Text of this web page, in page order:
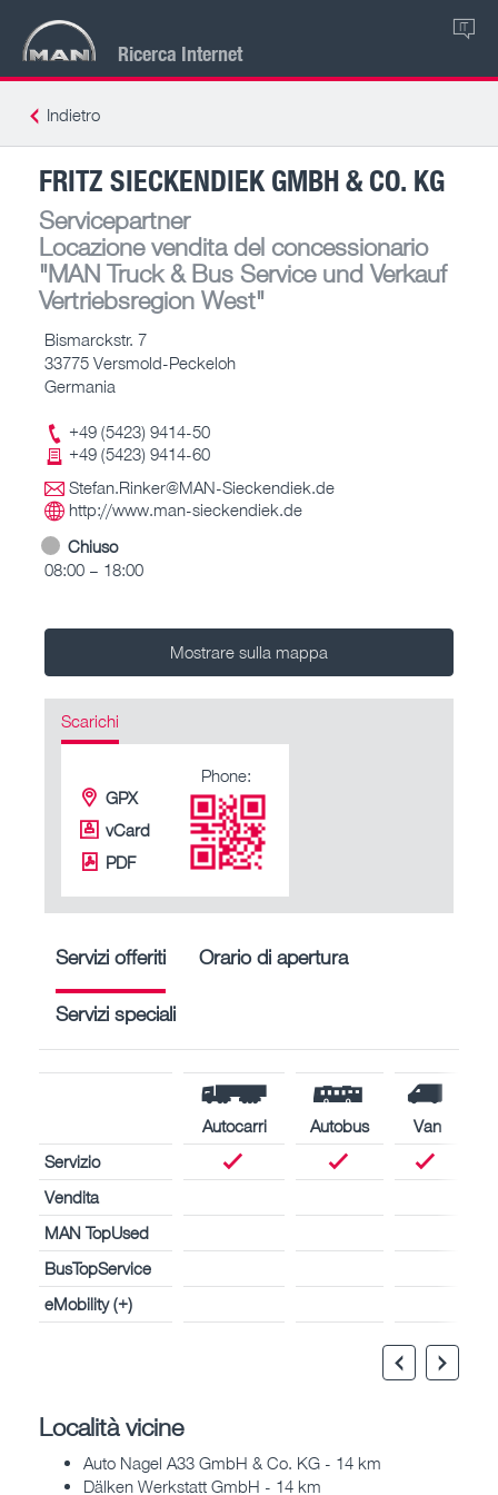
Ricerca Internet
IT
Indietro
FRITZ SIECKENDIEK GMBH & CO. KG
Servicepartner
Locazione vendita del concessionario
"MAN Truck & Bus Service und Verkauf
Vertriebsregion West"
Bismarckstr. 7
33775 Versmold-Peckeloh
Germania
+49 (5423) 9414-50
+49 (5423) 9414-60
Stefan.Rinker@MAN-Sieckendiek.de
http://www.man-sieckendiek.de
Chiuso
08:00 – 18:00
Mostrare sulla mappa
Scarichi
GPX
vCard
PDF
Phone:
Servizi offeriti Orario di apertura
Servizi speciali
Autocarri Autobus
Van
Servizio
Vendita
MAN TopUsed
BusTopService
eMobility (+)
Località vicine
Auto Nagel A33 GmbH & Co. KG - 14 km
Dälken Werkstatt GmbH - 14 km